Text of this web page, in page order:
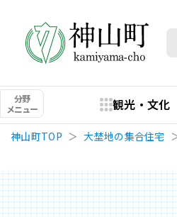
分野
メニュー
観光・文化
神山町TOP 大埜地の集合住宅